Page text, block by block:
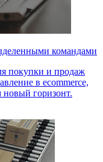
командами
покупки и продаж
в ecommerce,
новый горизонт.